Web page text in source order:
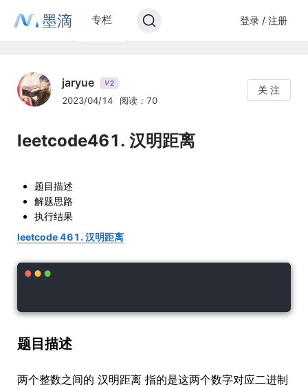
墨滴 专栏 登录 / 注册
jaryue V2
2023/04/14 阅读：70
关 注
leetcode461. 汉明距离
题目描述
解题思路
执行结果
leetcode 461. 汉明距离
题目描述
两个整数之间的 汉明距离 指的是这两个数字对应二进制